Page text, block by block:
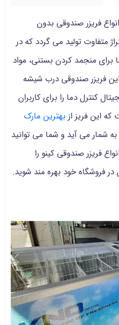
فریزر صندوقی بدون
متفاوت تولید می گردد که در
برای منجمد کردن بستنی، مواد
فریزر صندوقی درب شیشه
کنترل دما را برای کاربران
که این فریز ازبهترین مارک
به شمار می آید و شما می توانید
فریزر صندوقی کینو را
در فروشگاه خود بهره مند شوید.